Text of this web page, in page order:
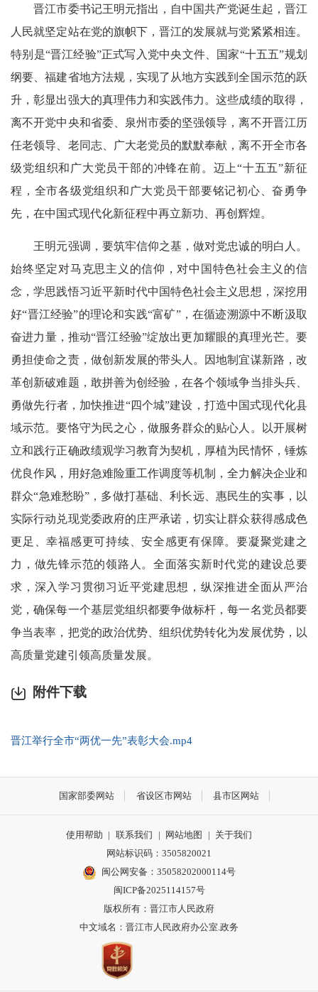
晋江市委书记王明元指出，自中国共产党诞生起，晋江
人民就坚定站在党的旗帜下，晋江的发展就与党紧紧相连。
特别是“晋江经验”正式写入党中央文件、国家“十五五”规划
纲要、福建省地方法规，实现了从地方实践到全国示范的跃
升，彰显出强大的真理伟力和实践伟力。这些成绩的取得，
离不开党中央和省委、泉州市委的坚强领导，离不开晋江历
任老领导、老同志、广大老党员的默默奉献，离不开全市各
级党组织和广大党员干部的冲锋在前。迈上“十五五”新征
程，全市各级党组织和广大党员干部要铭记初心、奋勇争
先，在中国式现代化新征程中再立新功、再创辉煌。
王明元强调，要筑牢信仰之基，做对党忠诚的明白人。
始终坚定对马克思主义的信仰，对中国特色社会主义的信
念，学思践悟习近平新时代中国特色社会主义思想，深挖用
好“晋江经验”的理论和实践“富矿”，在循迹溯源中不断汲取
奋进力量，推动“晋江经验”绽放出更加耀眼的真理光芒。要
勇担使命之责，做创新发展的带头人。因地制宜谋新路，改
革创新破难题，敢拼善为创经验，在各个领域争当排头兵、
勇做先行者，加快推进“四个城”建设，打造中国式现代化县
域示范。要恪守为民之心，做服务群众的贴心人。以开展树
立和践行正确政绩观学习教育为契机，厚植为民情怀，锤炼
优良作风，用好急难险重工作调度等机制，全力解决企业和
群众“急难愁盼”，多做打基础、利长远、惠民生的实事，以
实际行动兑现党委政府的庄严承诺，切实让群众获得感成色
更足、幸福感更可持续、安全感更有保障。要凝聚党建之
力，做先锋示范的领路人。全面落实新时代党的建设总要
求，深入学习贯彻习近平党建思想，纵深推进全面从严治
党，确保每一个基层党组织都要争做标杆，每一名党员都要
争当表率，把党的政治优势、组织优势转化为发展优势，以
高质量党建引领高质量发展。
附件下载
晋江举行全市“两优一先”表彰大会.mp4
国家部委网站 省设区市网站 县市区网站
使用帮助 | 联系我们 | 网站地图 | 关于我们
网站标识码：3505820021
闽公网安备：35058202000114号
闽ICP备2025114157号
版权所有：晋江市人民政府
中文域名：晋江市人民政府办公室.政务